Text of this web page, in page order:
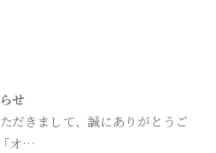
せ
だきまして、誠にありがとうご
オ…